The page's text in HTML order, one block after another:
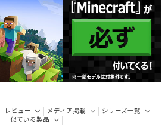
レビュー メディア掲載
シリーズ一覧
似ている製品